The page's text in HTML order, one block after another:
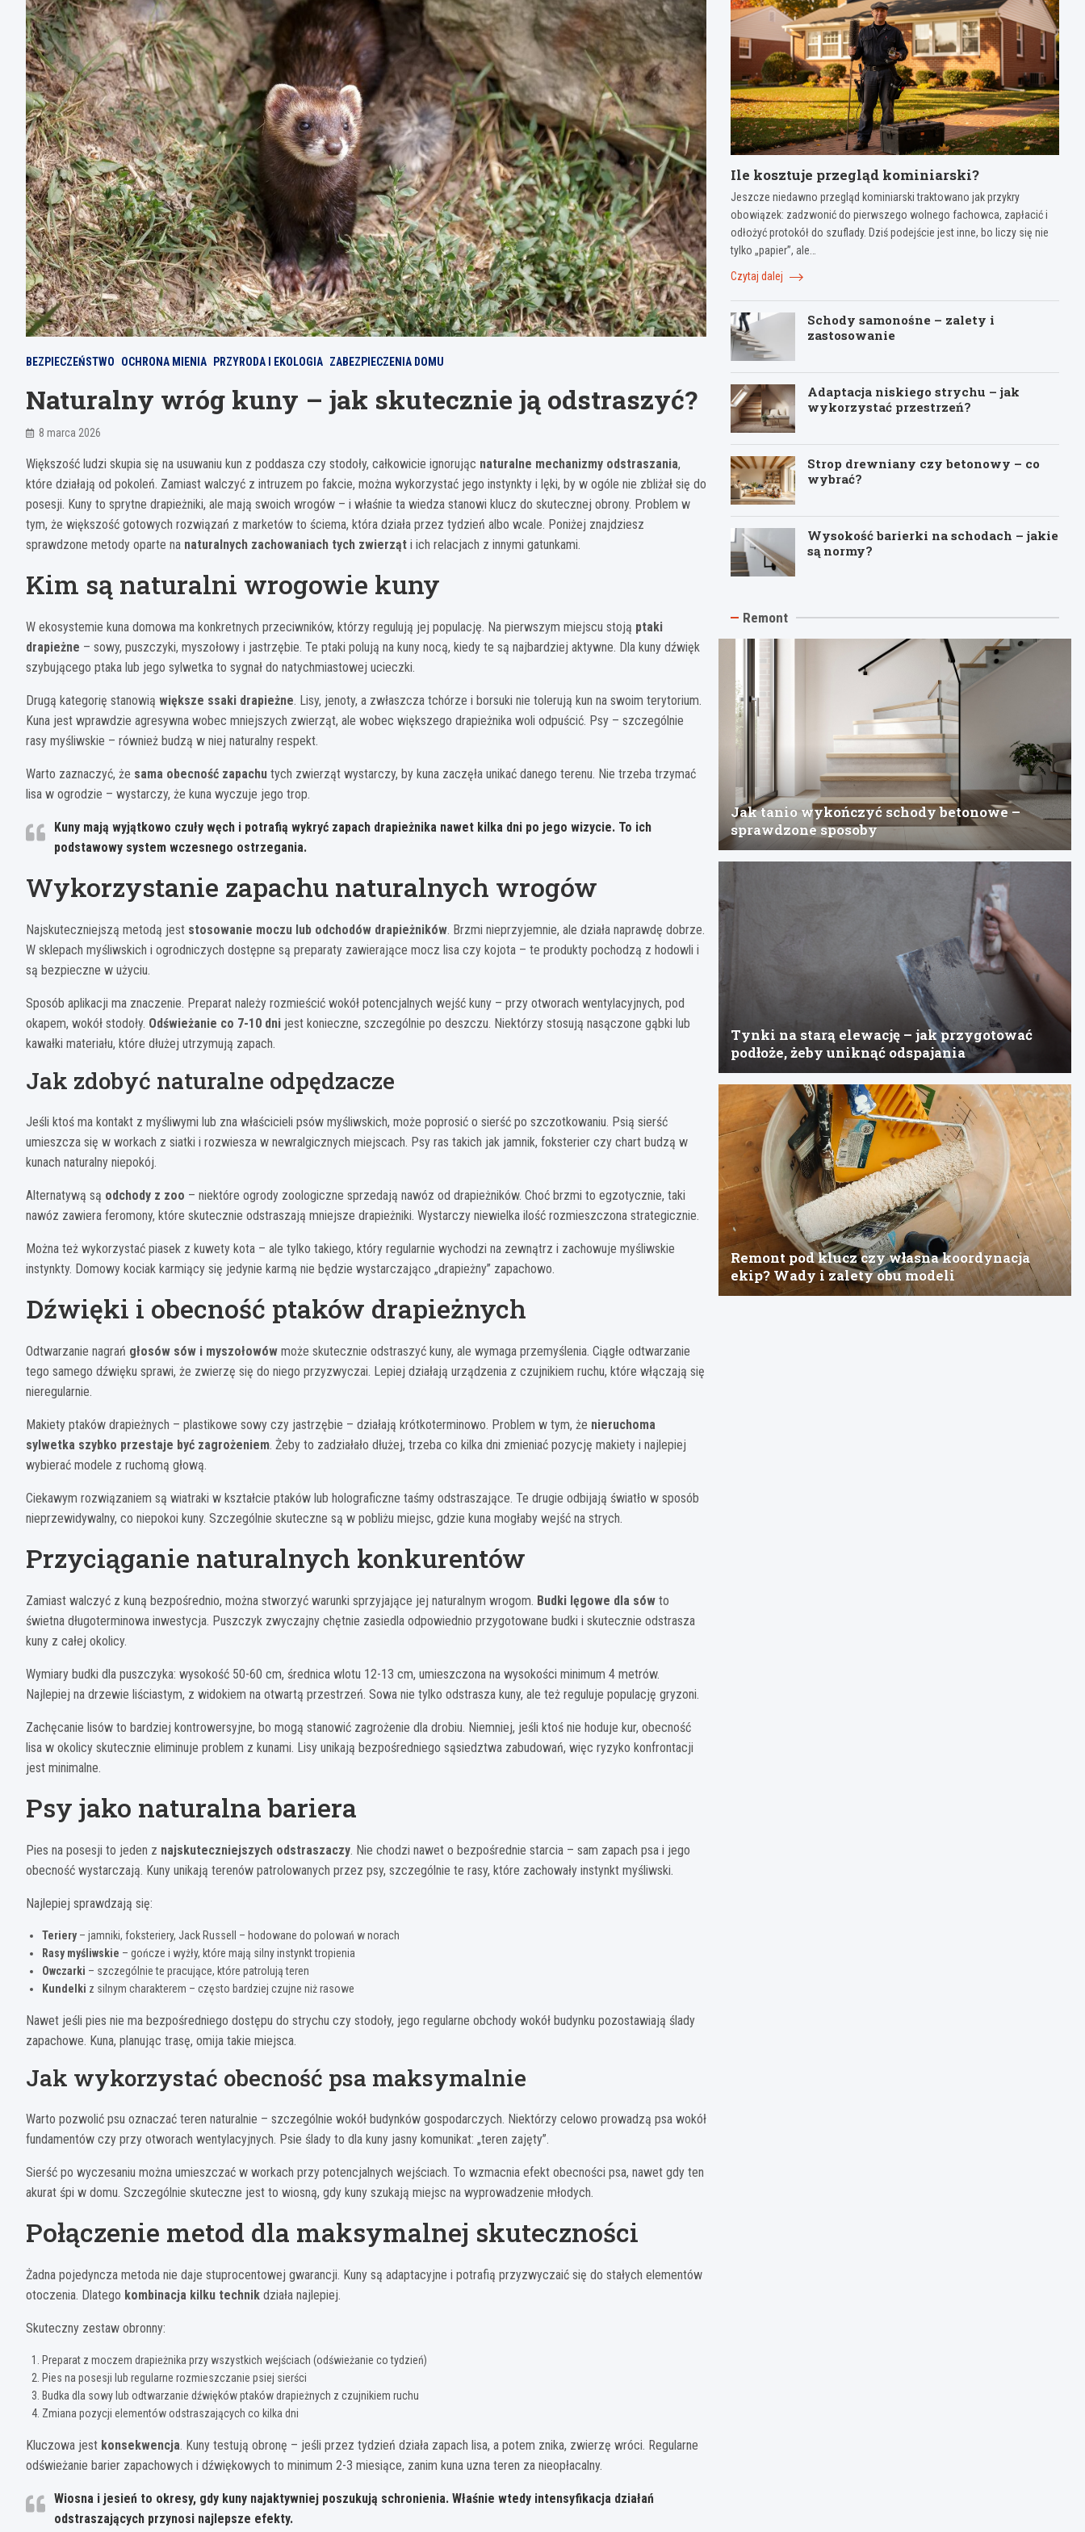
BEZPIECZEŃSTWO OCHRONA MIENIA PRZYRODA I EKOLOGIA ZABEZPIECZENIA DOMU
Naturalny wróg kuny – jak skutecznie ją odstraszyć?
8 marca 2026
Większość ludzi skupia się na usuwaniu kun z poddasza czy stodoły, całkowicie ignorując naturalne mechanizmy odstraszania,
które działają od pokoleń. Zamiast walczyć z intruzem po fakcie, można wykorzystać jego instynkty i lęki, by w ogóle nie zbliżał się do
posesji. Kuny to sprytne drapieżniki, ale mają swoich wrogów – i właśnie ta wiedza stanowi klucz do skutecznej obrony. Problem w
tym, że większość gotowych rozwiązań z marketów to ściema, która działa przez tydzień albo wcale. Poniżej znajdziesz
sprawdzone metody oparte na naturalnych zachowaniach tych zwierząt i ich relacjach z innymi gatunkami.
Kim są naturalni wrogowie kuny
W ekosystemie kuna domowa ma konkretnych przeciwników, którzy regulują jej populację. Na pierwszym miejscu stoją ptaki
drapieżne – sowy, puszczyki, myszołowy i jastrzębie. Te ptaki polują na kuny nocą, kiedy te są najbardziej aktywne. Dla kuny dźwięk
szybującego ptaka lub jego sylwetka to sygnał do natychmiastowej ucieczki.
Drugą kategorię stanowią większe ssaki drapieżne. Lisy, jenoty, a zwłaszcza tchórze i borsuki nie tolerują kun na swoim terytorium.
Kuna jest wprawdzie agresywna wobec mniejszych zwierząt, ale wobec większego drapieżnika woli odpuścić. Psy – szczególnie
rasy myśliwskie – również budzą w niej naturalny respekt.
Warto zaznaczyć, że sama obecność zapachu tych zwierząt wystarczy, by kuna zaczęła unikać danego terenu. Nie trzeba trzymać
lisa w ogrodzie – wystarczy, że kuna wyczuje jego trop.
Kuny mają wyjątkowo czuły węch i potrafią wykryć zapach drapieżnika nawet kilka dni po jego wizycie. To ich
podstawowy system wczesnego ostrzegania.
Wykorzystanie zapachu naturalnych wrogów
Najskuteczniejszą metodą jest stosowanie moczu lub odchodów drapieżników. Brzmi nieprzyjemnie, ale działa naprawdę dobrze.
W sklepach myśliwskich i ogrodniczych dostępne są preparaty zawierające mocz lisa czy kojota – te produkty pochodzą z hodowli i
są bezpieczne w użyciu.
Sposób aplikacji ma znaczenie. Preparat należy rozmieścić wokół potencjalnych wejść kuny – przy otworach wentylacyjnych, pod
okapem, wokół stodoły. Odświeżanie co 7-10 dni jest konieczne, szczególnie po deszczu. Niektórzy stosują nasączone gąbki lub
kawałki materiału, które dłużej utrzymują zapach.
Jak zdobyć naturalne odpędzacze
Jeśli ktoś ma kontakt z myśliwymi lub zna właścicieli psów myśliwskich, może poprosić o sierść po szczotkowaniu. Psią sierść
umieszcza się w workach z siatki i rozwiesza w newralgicznych miejscach. Psy ras takich jak jamnik, foksterier czy chart budzą w
kunach naturalny niepokój.
Alternatywą są odchody z zoo – niektóre ogrody zoologiczne sprzedają nawóz od drapieżników. Choć brzmi to egzotycznie, taki
nawóz zawiera feromony, które skutecznie odstraszają mniejsze drapieżniki. Wystarczy niewielka ilość rozmieszczona strategicznie.
Można też wykorzystać piasek z kuwety kota – ale tylko takiego, który regularnie wychodzi na zewnątrz i zachowuje myśliwskie
instynkty. Domowy kociak karmiący się jedynie karmą nie będzie wystarczająco „drapieżny” zapachowo.
Dźwięki i obecność ptaków drapieżnych
Odtwarzanie nagrań głosów sów i myszołowów może skutecznie odstraszyć kuny, ale wymaga przemyślenia. Ciągłe odtwarzanie
tego samego dźwięku sprawi, że zwierzę się do niego przyzwyczai. Lepiej działają urządzenia z czujnikiem ruchu, które włączają się
nieregularnie.
Makiety ptaków drapieżnych – plastikowe sowy czy jastrzębie – działają krótkoterminowo. Problem w tym, że nieruchoma
sylwetka szybko przestaje być zagrożeniem. Żeby to zadziałało dłużej, trzeba co kilka dni zmieniać pozycję makiety i najlepiej
wybierać modele z ruchomą głową.
Ciekawym rozwiązaniem są wiatraki w kształcie ptaków lub holograficzne taśmy odstraszające. Te drugie odbijają światło w sposób
nieprzewidywalny, co niepokoi kuny. Szczególnie skuteczne są w pobliżu miejsc, gdzie kuna mogłaby wejść na strych.
Przyciąganie naturalnych konkurentów
Zamiast walczyć z kuną bezpośrednio, można stworzyć warunki sprzyjające jej naturalnym wrogom. Budki lęgowe dla sów to
świetna długoterminowa inwestycja. Puszczyk zwyczajny chętnie zasiedla odpowiednio przygotowane budki i skutecznie odstrasza
kuny z całej okolicy.
Wymiary budki dla puszczyka: wysokość 50-60 cm, średnica wlotu 12-13 cm, umieszczona na wysokości minimum 4 metrów.
Najlepiej na drzewie liściastym, z widokiem na otwartą przestrzeń. Sowa nie tylko odstrasza kuny, ale też reguluje populację gryzoni.
Zachęcanie lisów to bardziej kontrowersyjne, bo mogą stanowić zagrożenie dla drobiu. Niemniej, jeśli ktoś nie hoduje kur, obecność
lisa w okolicy skutecznie eliminuje problem z kunami. Lisy unikają bezpośredniego sąsiedztwa zabudowań, więc ryzyko konfrontacji
jest minimalne.
Psy jako naturalna bariera
Pies na posesji to jeden z najskuteczniejszych odstraszaczy. Nie chodzi nawet o bezpośrednie starcia – sam zapach psa i jego
obecność wystarczają. Kuny unikają terenów patrolowanych przez psy, szczególnie te rasy, które zachowały instynkt myśliwski.
Najlepiej sprawdzają się:
Teriery– jamniki, foksteriery, Jack Russell – hodowane do polowań w norach
Rasy myśliwskie – gończe i wyżły, które mają silny instynkt tropienia
Owczarki – szczególnie te pracujące, które patrolują teren
Kundelki z silnym charakterem – często bardziej czujne niż rasowe
Nawet jeśli pies nie ma bezpośredniego dostępu do strychu czy stodoły, jego regularne obchody wokół budynku pozostawiają ślady
zapachowe. Kuna, planując trasę, omija takie miejsca.
Jak wykorzystać obecność psa maksymalnie
Warto pozwolić psu oznaczać teren naturalnie – szczególnie wokół budynków gospodarczych. Niektórzy celowo prowadzą psa wokół
fundamentów czy przy otworach wentylacyjnych. Psie ślady to dla kuny jasny komunikat: „teren zajęty”.
Sierść po wyczesaniu można umieszczać w workach przy potencjalnych wejściach. To wzmacnia efekt obecności psa, nawet gdy ten
akurat śpi w domu. Szczególnie skuteczne jest to wiosną, gdy kuny szukają miejsc na wyprowadzenie młodych.
Połączenie metod dla maksymalnej skuteczności
Żadna pojedyncza metoda nie daje stuprocentowej gwarancji. Kuny są adaptacyjne i potrafią przyzwyczaić się do stałych elementów
otoczenia. Dlatego kombinacja kilku technik działa najlepiej.
Skuteczny zestaw obronny:
Preparat z moczem drapieżnika przy wszystkich wejściach (odświeżanie co tydzień)
Pies na posesji lub regularne rozmieszczanie psiej sierści
Budka dla sowy lub odtwarzanie dźwięków ptaków drapieżnych z czujnikiem ruchu
Zmiana pozycji elementów odstraszających co kilka dni
Kluczowa jest konsekwencja. Kuny testują obronę – jeśli przez tydzień działa zapach lisa, a potem znika, zwierzę wróci. Regularne
odświeżanie barier zapachowych i dźwiękowych to minimum 2-3 miesiące, zanim kuna uzna teren za nieopłacalny.
Wiosna i jesień to okresy, gdy kuny najaktywniej poszukują schronienia. Właśnie wtedy intensyfikacja działań
odstraszających przynosi najlepsze efekty.
Ile kosztuje przegląd kominiarski?
Jeszcze niedawno przegląd kominiarski traktowano jak przykry
obowiązek: zadzwonić do pierwszego wolnego fachowca, zapłacić i
odłożyć protokół do szuflady. Dziś podejście jest inne, bo liczy się nie
tylko „papier”, ale…
Czytaj dalej
Schody samonośne – zalety i
zastosowanie
Adaptacja niskiego strychu – jak
wykorzystać przestrzeń?
Strop drewniany czy betonowy – co
wybrać?
Wysokość barierki na schodach – jakie
są normy?
Remont
Jak tanio wykończyć schody betonowe –
sprawdzone sposoby
Tynki na starą elewację – jak przygotować
podłoże, żeby uniknąć odspajania
Remont pod klucz czy własna koordynacja
ekip? Wady i zalety obu modeli